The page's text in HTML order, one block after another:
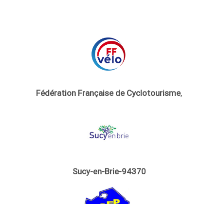
Fédération Française de Cyclotourisme,
Sucy-en-Brie-94370